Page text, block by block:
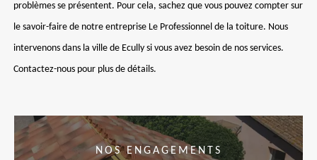
problèmes se présentent. Pour cela, sachez que vous pouvez compter sur
le savoir-faire de notre entreprise Le Professionnel de la toiture. Nous
intervenons dans la ville de Ecully si vous avez besoin de nos services.
Contactez-nous pour plus de détails.
NOS ENGAGEMENTS